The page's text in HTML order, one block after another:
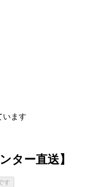
います
ター直送】
す